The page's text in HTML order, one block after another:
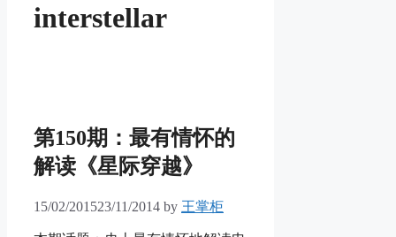
interstellar
第150期：最有情怀的
解读《星际穿越》
15/02/201523/11/2014 by 王掌柜